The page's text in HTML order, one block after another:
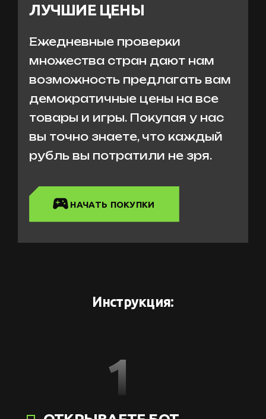
ЛУЧШИЕ ЦЕНЫ
Ежедневные проверки
множества стран дают нам
возможность предлагать вам
демократичные цены на все
товары и игры. Покупая у нас
вы точно знаете, что каждый
рубль вы потратили не зря.
НАЧАТЬ ПОКУПКИ
Инструкция:
1